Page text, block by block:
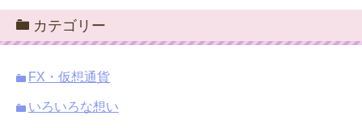
カ
イ
ブ
カテゴリー
FX・仮想通貨
いろいろな想い